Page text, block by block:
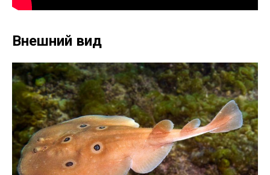
Внешний вид